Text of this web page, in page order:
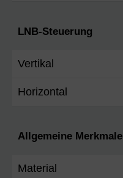
LNB-Steuerung
Vertikal
Horizontal
Allgemeine Merkmale
Material